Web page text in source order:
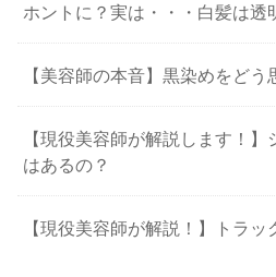
ホントに？実は・・・白髪は透
【美容師の本音】黒染めをどう
【現役美容師が解説します！
はあるの？
【現役美容師が解説！】トラ